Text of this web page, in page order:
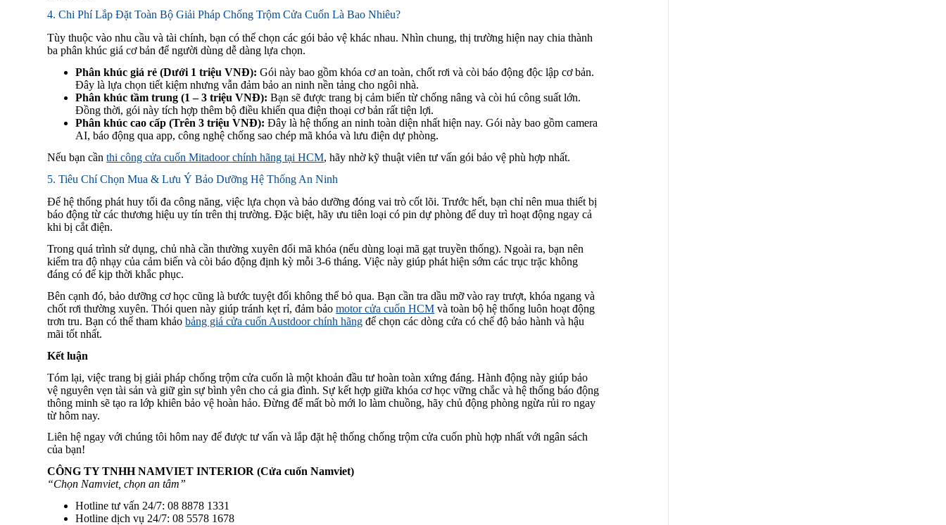
4. Chi Phí Lắp Đặt Toàn Bộ Giải Pháp Chống Trộm Cửa Cuốn Là Bao Nhiêu?
Tùy thuộc vào nhu cầu và tài chính, bạn có thể chọn các gói bảo vệ khác nhau. Nhìn chung, thị trường hiện nay chia thành
ba phân khúc giá cơ bản để người dùng dễ dàng lựa chọn.
Phân khúc giá rẻ (Dưới 1 triệu VNĐ): Gói này bao gồm khóa cơ an toàn, chốt rơi và còi báo động độc lập cơ bản.
Đây là lựa chọn tiết kiệm nhưng vẫn đảm bảo an ninh nền tảng cho ngôi nhà.
Phân khúc tầm trung (1 – 3 triệu VNĐ): Bạn sẽ được trang bị cảm biến từ chống nâng và còi hú công suất lớn.
Đồng thời, gói này tích hợp thêm bộ điều khiển qua điện thoại cơ bản rất tiện lợi.
Phân khúc cao cấp (Trên 3 triệu VNĐ): Đây là hệ thống an ninh toàn diện nhất hiện nay. Gói này bao gồm camera
AI, báo động qua app, công nghệ chống sao chép mã khóa và lưu điện dự phòng.
Nếu bạn cầnthi công cửa cuốn Mitadoor chính hãng tại HCM, hãy nhờ kỹ thuật viên tư vấn gói bảo vệ phù hợp nhất.
5. Tiêu Chí Chọn Mua & Lưu Ý Bảo Dưỡng Hệ Thống An Ninh
Để hệ thống phát huy tối đa công năng, việc lựa chọn và bảo dưỡng đóng vai trò cốt lõi. Trước hết, bạn chỉ nên mua thiết bị
báo động từ các thương hiệu uy tín trên thị trường. Đặc biệt, hãy ưu tiên loại có pin dự phòng để duy trì hoạt động ngay cả
khi bị cắt điện.
Trong quá trình sử dụng, chủ nhà cần thường xuyên đổi mã khóa (nếu dùng loại mã gạt truyền thống). Ngoài ra, bạn nên
kiểm tra độ nhạy của cảm biến và còi báo động định kỳ mỗi 3-6 tháng. Việc này giúp phát hiện sớm các trục trặc không
đáng có để kịp thời khắc phục.
Bên cạnh đó, bảo dưỡng cơ học cũng là bước tuyệt đối không thể bỏ qua. Bạn cần tra dầu mỡ vào ray trượt, khóa ngang và
chốt rơi thường xuyên. Thói quen này giúp tránh kẹt rỉ, đảm bảomotor cửa cuốn HCM và toàn bộ hệ thống luôn hoạt động
trơn tru. Bạn có thể tham khảobảng giá cửa cuốn Austdoor chính hãng để chọn các dòng cửa có chế độ bảo hành và hậu
mãi tốt nhất.
Kết luận
Tóm lại, việc trang bị giải pháp chống trộm cửa cuốn là một khoản đầu tư hoàn toàn xứng đáng. Hành động này giúp bảo
vệ nguyên vẹn tài sản và giữ gìn sự bình yên cho cả gia đình. Sự kết hợp giữa khóa cơ học vững chắc và hệ thống báo động
thông minh sẽ tạo ra lớp khiên bảo vệ hoàn hảo. Đừng để mất bò mới lo làm chuồng, hãy chủ động phòng ngừa rủi ro ngay
từ hôm nay.
Liên hệ ngay với chúng tôi hôm nay để được tư vấn và lắp đặt hệ thống chống trộm cửa cuốn phù hợp nhất với ngân sách
của bạn!
CÔNG TY TNHH NAMVIET INTERIOR (Cửa cuốn Namviet)
“Chọn Namviet, chọn an tâm”
Hotline tư vấn 24/7: 08 8878 1331
Hotline dịch vụ 24/7: 08 5578 1678